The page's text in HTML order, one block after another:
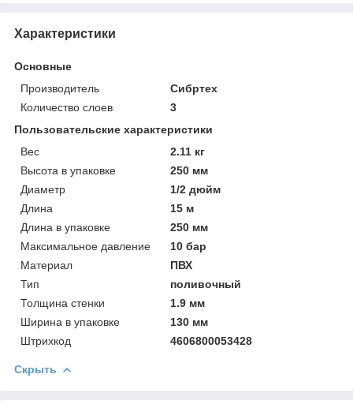
Характеристики
Основные
Производитель
Сибртех
Количество слоев
3
Пользовательские характеристики
Вeс
2.11 кг
Высотa в упаковке
250 мм
Диаметр
1/2 дюйм
Длинa
15 м
Длинa в упаковке
250 мм
Максимальное давление
10 бар
Материал
ПВХ
Тип
поливочный
Толщинa стенки
1.9 мм
Ширинa в упаковке
130 мм
Штрихкод
4606800053428
Скрыть